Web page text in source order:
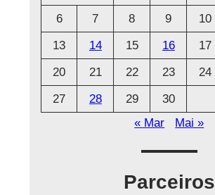
6
7 8 9 10
13
14 15 16 17
20
21 22 23 24
27
28 29
30
« Mar
Mai »
Parceiros